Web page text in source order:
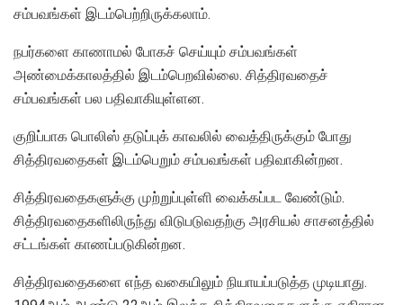
சம்பவங்கள் இடம்பெற்றிருக்கலாம்.
நபர்களை காணாமல் போகச் செய்யும் சம்பவங்கள்
அண்மைக்காலத்தில் இடம்பெறவில்லை. சித்திரவதைச்
சம்பவங்கள் பல பதிவாகியுள்ளன.
குறிப்பாக பொலிஸ் தடுப்புக் காவலில் வைத்திருக்கும் போது
சித்திரவதைகள் இடம்பெறும் சம்பவங்கள் பதிவாகின்றன.
சித்திரவதைகளுக்கு முற்றுப்புள்ளி வைக்கப்பட வேண்டும்.
சித்திரவதைகளிலிருந்து விடுபடுவதற்கு அரசியல் சாசனத்தில்
சட்டங்கள் காணப்படுகின்றன.
சித்திரவதைகளை எந்த வகையிலும் நியாயப்படுத்த முடியாது.